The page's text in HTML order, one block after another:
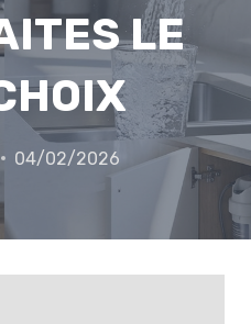
LE
04/02/2026